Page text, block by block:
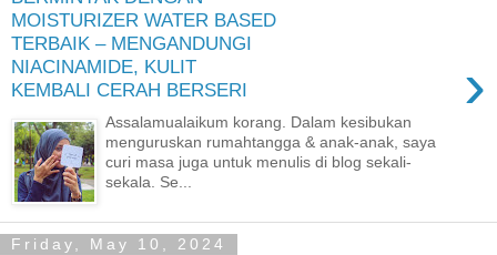
MOISTURIZER WATER BASED
TERBAIK – MENGANDUNGI
NIACINAMIDE, KULIT
KEMBALI CERAH BERSERI
›
Assalamualaikum korang. Dalam kesibukan
menguruskan rumahtangga & anak-anak, saya
curi masa juga untuk menulis di blog sekali-
sekala. Se...
Friday, May 10, 2024